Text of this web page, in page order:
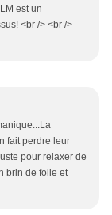
est un
<br /> <br />
fait perdre leur
pour relaxer de
brin de folie et